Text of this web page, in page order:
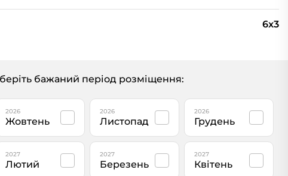
6x3
бажаний період розміщення:
2026
Жовтень
2026
Листопад
2026
Грудень
2027
Лютий
2027
Березень
2027
Квітень